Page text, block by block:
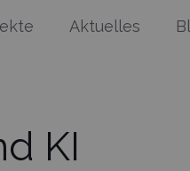
Aktuelles
KI